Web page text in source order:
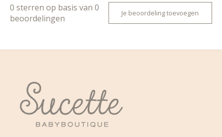
0 sterren op basis van 0
beoordelingen
Je beoordeling toevoegen